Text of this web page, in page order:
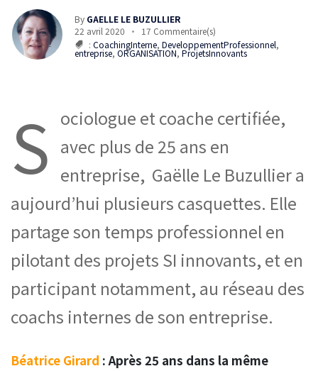
By GAELLE LE BUZULLIER
22 avril 2020
17 Commentaire(s)
: CoachingInterne, DeveloppementProfessionnel,
entreprise, ORGANISATION, ProjetsInnovants
S ociologue et coache certifiée,
avec plus de 25 ans en
entreprise, Gaëlle Le Buzullier a
aujourd’hui plusieurs casquettes. Elle
partage son temps professionnel en
pilotant des projets SI innovants, et en
participant notamment, au réseau des
coachs internes de son entreprise.
Béatrice Girard : Après 25 ans dans la même